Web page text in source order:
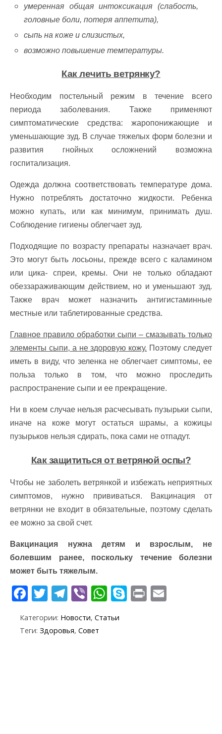
умеренная общая интоксикация (слабость,
головные боли, потеря аппетита),
сыпь на коже и слизистых,
возможно повышение температуры.
Как лечить ветрянку?
Необходим постельный режим в течение всего
периода заболевания. Также применяют
симптоматические средства: жаропонижающие и
уменьшающие зуд. В случае тяжелых форм болезни и
развития гнойных осложнений возможна
госпитализация.
Одежда должна соответствовать температуре дома.
Нужно потреблять достаточно жидкости. Ребенка
можно купать, или как минимум, принимать душ.
Соблюдение гигиены облегчает зуд.
Подходящие по возрасту препараты назначает врач.
Это могут быть лосьоны, прежде всего с каламином
или цика- спреи, кремы. Они не только обладают
обеззараживающим действием, но и уменьшают зуд.
Также врач может назначить антигистаминные
местные или таблетированные средства.
Главное правило обработки сыпи – смазывать только
элементы сыпи, а не здоровую кожу. Поэтому следует
иметь в виду, что зеленка не облегчает симптомы, ее
польза только в том, что можно проследить
распространение сыпи и ее прекращение.
Ни в коем случае нельзя расчесывать пузырьки сыпи,
иначе на коже могут остаться шрамы, а кожицы
пузырьков нельзя сдирать, пока сами не отпадут.
Как защититься от ветряной оспы?
Чтобы не заболеть ветрянкой и избежать неприятных
симптомов, нужно прививаться. Вакцинация от
ветрянки не входит в обязательные, поэтому сделать
ее можно за свой счет.
Вакцинация нужна детям и взрослым, не
болевшим ранее, поскольку течение болезни
может быть тяжелым.
F
e
T
itt
er
T
e
gr
Vi
er
W
at
S Pr
Категории: Новости, Статьи
Теги: Здоровья, Совет